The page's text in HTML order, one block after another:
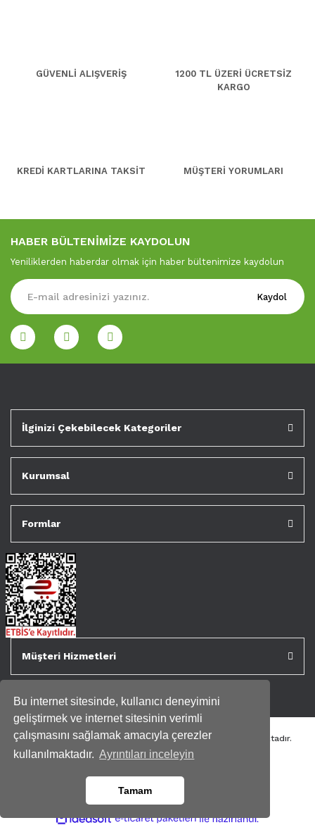
Bu internet sitesinde, kullanıcı deneyimini
geliştirmek ve internet sitesinin verimli
çalışmasını sağlamak amacıyla çerezler
kullanılmaktadır. Ayrıntıları inceleyin
Tamam
GÜVENLİ ALIŞVERİŞ
1200 TL ÜZERİ ÜCRETSİZ
KARGO
KREDİ KARTLARINA TAKSİT MÜŞTERİ YORUMLARI
HABER BÜLTENİMİZE KAYDOLUN
Yeniliklerden haberdar olmak için haber bültenimize kaydolun
Kaydol
İlginizi Çekebilecek Kategoriler
Kurumsal
Formlar
Müşteri Hizmetleri
Tüm kredi kartı bilgileriniz 256bit SSL Sertifikası ile korunmaktadır.
Genispencere.com Tüm Hakları Saklıdır.
ideasoft e- ile